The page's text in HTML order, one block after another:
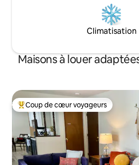
Climatisation
Maisons à louer
Coup de cœur voyageurs parmi les
Coup de cœur voyageurs